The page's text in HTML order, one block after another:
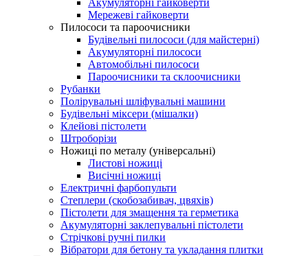
Мережеві гайковерти
Пилососи та пароочисники
Будівельні пилососи (для майстерні)
Акумуляторні пилососи
Автомобільні пилососи
Пароочисники та склоочисники
Рубанки
Полірувальні шліфувальні машини
Будівельні міксери (мішалки)
Клейові пістолети
Штроборізи
Ножиці по металу (універсальні)
Листові ножиці
Висічні ножиці
Електричні фарбопульти
Степлери (скобозабивач, цвяхів)
Пістолети для змащення та герметика
Акумуляторні заклепувальні пістолети
Стрічкові ручні пилки
Вібратори для бетону та укладання плитки